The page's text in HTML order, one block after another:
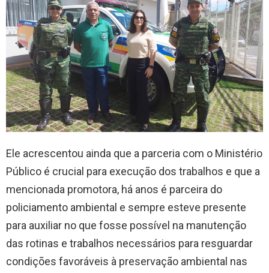
Ele acrescentou ainda que a parceria com o Ministério
Público é crucial para execução dos trabalhos e que a
mencionada promotora, há anos é parceira do
policiamento ambiental e sempre esteve presente
para auxiliar no que fosse possível na manutenção
das rotinas e trabalhos necessários para resguardar
condições favoráveis à preservação ambiental nas